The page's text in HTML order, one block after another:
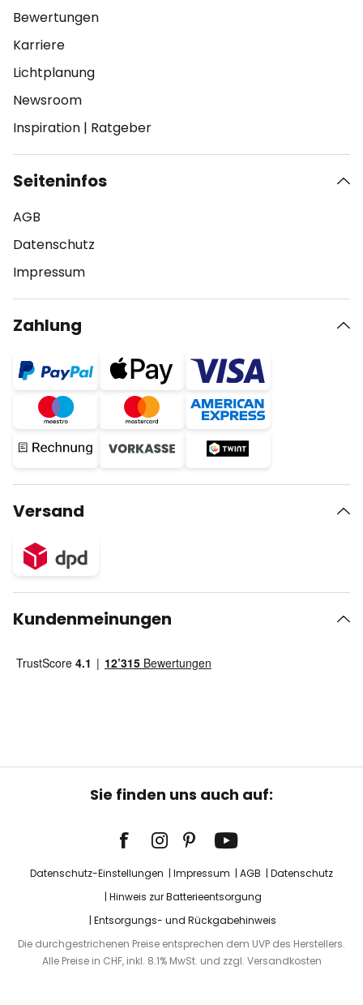
Bewertungen
Karriere
Lichtplanung
Newsroom
Inspiration | Ratgeber
Seiteninfos
AGB
Datenschutz
Impressum
Zahlung
Versand
Kundenmeinungen
Sie finden uns auch auf:
Datenschutz-Einstellungen Impressum AGB
Datenschutz
Hinweis zur Batterieentsorgung
Entsorgungs- und Rückgabehinweis
Die durchgestrichenen Preise entsprechen dem UVP des Herstellers.
Alle Preise in CHF, inkl. 8.1% MwSt. und zzgl. Versandkosten